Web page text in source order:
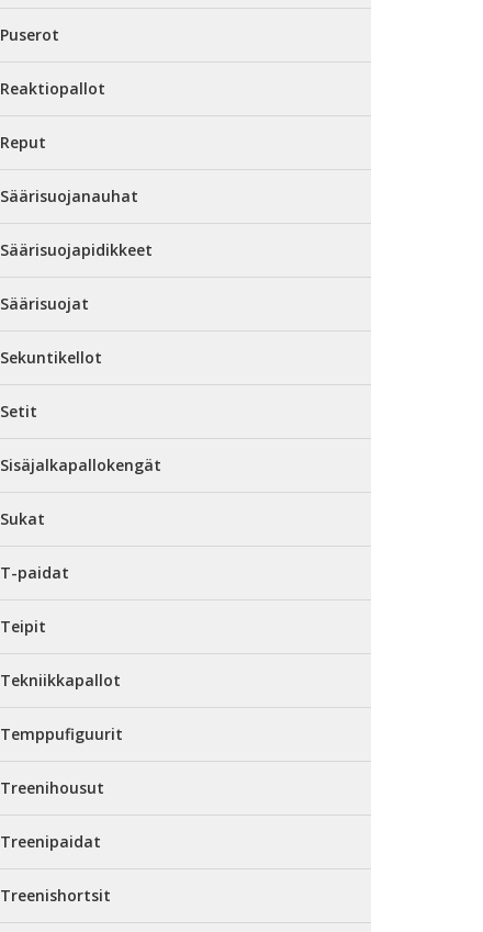
Puserot
Reaktiopallot
Reput
Säärisuojanauhat
Säärisuojapidikkeet
Säärisuojat
Sekuntikellot
Setit
Sisäjalkapallokengät
Sukat
T-paidat
Teipit
Tekniikkapallot
Temppufiguurit
Treenihousut
Treenipaidat
Treenishortsit